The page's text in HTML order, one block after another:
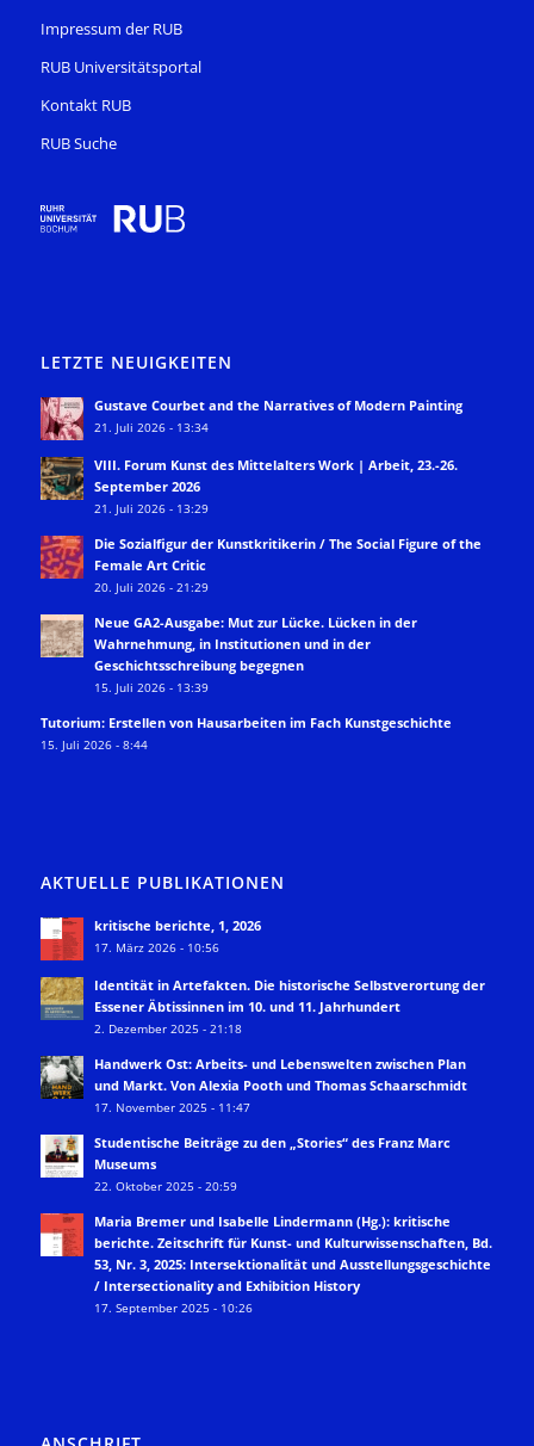
Impressum der RUB
RUB Universitätsportal
Kontakt RUB
RUB Suche
LETZTE NEUIGKEITEN
Gustave Courbet and the Narratives of Modern Painting
21. Juli 2026 - 13:34
VIII. Forum Kunst des Mittelalters Work | Arbeit, 23.-26.
September 2026
21. Juli 2026 - 13:29
Die Sozialfigur der Kunstkritikerin / The Social Figure of the
Female Art Critic
20. Juli 2026 - 21:29
Neue GA2-Ausgabe: Mut zur Lücke. Lücken in der
Wahrnehmung, in Institutionen und in der
Geschichtsschreibung begegnen
15. Juli 2026 - 13:39
Tutorium: Erstellen von Hausarbeiten im Fach Kunstgeschichte
15. Juli 2026 - 8:44
AKTUELLE PUBLIKATIONEN
kritische berichte, 1, 2026
17. März 2026 - 10:56
Identität in Artefakten. Die historische Selbstverortung der
Essener Äbtissinnen im 10. und 11. Jahrhundert
2. Dezember 2025 - 21:18
Handwerk Ost: Arbeits- und Lebenswelten zwischen Plan
und Markt. Von Alexia Pooth und Thomas Schaarschmidt
17. November 2025 - 11:47
Studentische Beiträge zu den „Stories“ des Franz Marc
Museums
22. Oktober 2025 - 20:59
Maria Bremer und Isabelle Lindermann (Hg.): kritische
berichte. Zeitschrift für Kunst- und Kulturwissenschaften, Bd.
53, Nr. 3, 2025: Intersektionalität und Ausstellungsgeschichte
/ Intersectionality and Exhibition History
17. September 2025 - 10:26